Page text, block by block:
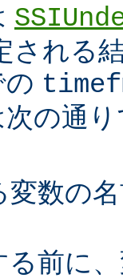
される
の通
変数の
る前に